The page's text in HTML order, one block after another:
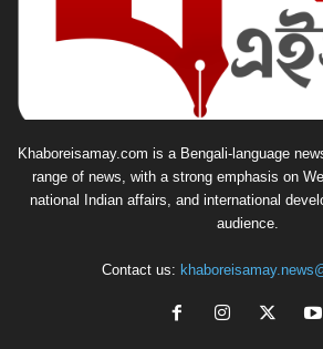
Khaboreisamay.com is a Bengali-language
range of news, with a strong emphasis on
national Indian affairs, and international
audience.
Contact us: